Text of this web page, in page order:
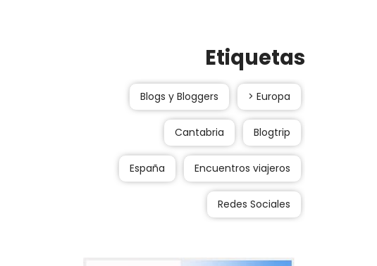
Etiquetas
> Europa
Blogs y Bloggers
Blogtrip
Cantabria
Encuentros viajeros
España
Redes Sociales